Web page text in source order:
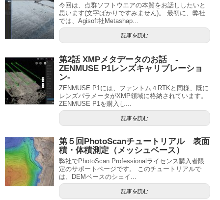
今回は、点群ソフトウエアの本質をお話ししたいと
思います(文字ばかりですみません)。 最初に、弊社
では、Agisoft社Metashap...
記事を読む
第2話 XMPメタデータのお話 -
ZENMUSE P1レンズキャリブレーショ
ン-
ZENMUSE P1には、ファントム４RTKと同様、既に
レンズパラメータがXMP領域に格納されています。
ZENMUSE P1を購入し...
記事を読む
第５回PhotoScanチュートリアル 表面
積・体積測定（メッシュベース）
弊社でPhotoScan Professionalライセンス購入者限
定のサポートページです。 このチュートリアルで
は、DEMベースのシェイ...
記事を読む